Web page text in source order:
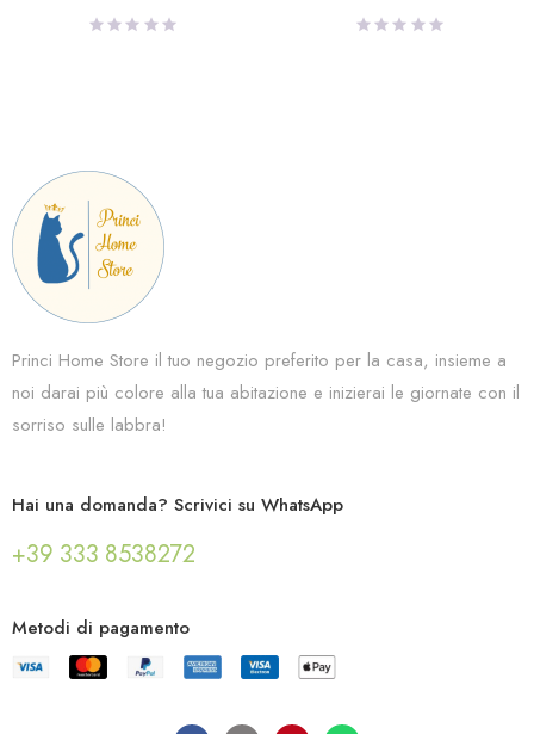
Princi Home Store il tuo negozio preferito per la casa, insieme a
noi darai più colore alla tua abitazione e inizierai le giornate con il
sorriso sulle labbra!
Hai una domanda? Scrivici su WhatsApp
+39 333 8538272
Metodi di pagamento